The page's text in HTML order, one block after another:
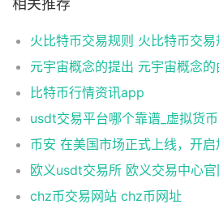
相关推荐
火比特币交易规则 火比特币交
元宇宙概念的提出 元宇宙概念的
比特币行情资讯app
usdt交易平台哪个靠谱_虚拟货
欧义usdt交易所 欧义交易中心
chz币交易网站 chz币网址